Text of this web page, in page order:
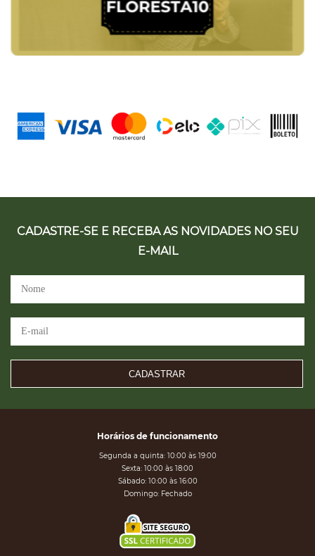
CADASTRE-SE E RECEBA AS NOVIDADES NO SEU
E-MAIL
CADASTRAR
Horários de funcionamento
Segunda a quinta: 10:00 às 19:00
Sexta: 10:00 às 18:00
Sábado: 10:00 às 16:00
Domingo: Fechado